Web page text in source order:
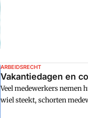
ARBEIDSRECHT
Vakantiedagen en
Veel medewerkers nemen
wiel steekt, schorten